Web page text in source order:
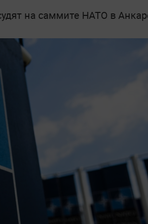
на саммите НАТО в